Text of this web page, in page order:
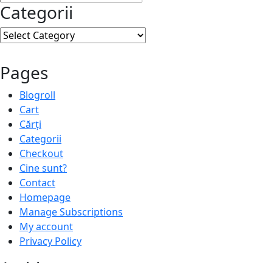
Categorii
Categorii
Pages
Blogroll
Cart
Cărți
Categorii
Checkout
Cine sunt?
Contact
Homepage
Manage Subscriptions
My account
Privacy Policy